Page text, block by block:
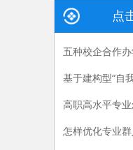
点
高职高水平专
怎样优化专业